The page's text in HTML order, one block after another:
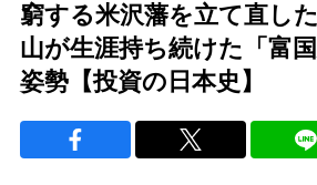
窮する米沢藩を立て直し
山が生涯持ち続けた「富
姿勢【投資の日本史】